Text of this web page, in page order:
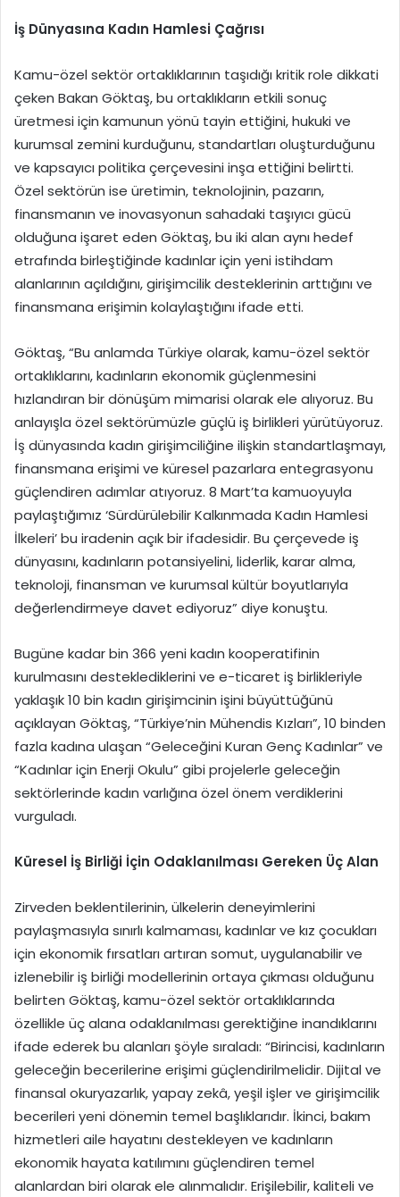
İş Dünyasına Kadın Hamlesi Çağrısı
Kamu-özel sektör ortaklıklarının taşıdığı kritik role dikkati
çeken Bakan Göktaş, bu ortaklıkların etkili sonuç
üretmesi için kamunun yönü tayin ettiğini, hukuki ve
kurumsal zemini kurduğunu, standartları oluşturduğunu
ve kapsayıcı politika çerçevesini inşa ettiğini belirtti.
Özel sektörün ise üretimin, teknolojinin, pazarın,
finansmanın ve inovasyonun sahadaki taşıyıcı gücü
olduğuna işaret eden Göktaş, bu iki alan aynı hedef
etrafında birleştiğinde kadınlar için yeni istihdam
alanlarının açıldığını, girişimcilik desteklerinin arttığını ve
finansmana erişimin kolaylaştığını ifade etti.
Göktaş, “Bu anlamda Türkiye olarak, kamu-özel sektör
ortaklıklarını, kadınların ekonomik güçlenmesini
hızlandıran bir dönüşüm mimarisi olarak ele alıyoruz. Bu
anlayışla özel sektörümüzle güçlü iş birlikleri yürütüyoruz.
İş dünyasında kadın girişimciliğine ilişkin standartlaşmayı,
finansmana erişimi ve küresel pazarlara entegrasyonu
güçlendiren adımlar atıyoruz. 8 Mart’ta kamuoyuyla
paylaştığımız ‘Sürdürülebilir Kalkınmada Kadın Hamlesi
İlkeleri’ bu iradenin açık bir ifadesidir. Bu çerçevede iş
dünyasını, kadınların potansiyelini, liderlik, karar alma,
teknoloji, finansman ve kurumsal kültür boyutlarıyla
değerlendirmeye davet ediyoruz” diye konuştu.
Bugüne kadar bin 366 yeni kadın kooperatifinin
kurulmasını desteklediklerini ve e-ticaret iş birlikleriyle
yaklaşık 10 bin kadın girişimcinin işini büyüttüğünü
açıklayan Göktaş, “Türkiye’nin Mühendis Kızları”, 10 binden
fazla kadına ulaşan “Geleceğini Kuran Genç Kadınlar” ve
“Kadınlar için Enerji Okulu” gibi projelerle geleceğin
sektörlerinde kadın varlığına özel önem verdiklerini
vurguladı.
Küresel İş Birliği İçin Odaklanılması Gereken Üç Alan
Zirveden beklentilerinin, ülkelerin deneyimlerini
paylaşmasıyla sınırlı kalmaması, kadınlar ve kız çocukları
için ekonomik fırsatları artıran somut, uygulanabilir ve
izlenebilir iş birliği modellerinin ortaya çıkması olduğunu
belirten Göktaş, kamu-özel sektör ortaklıklarında
özellikle üç alana odaklanılması gerektiğine inandıklarını
ifade ederek bu alanları şöyle sıraladı: “Birincisi, kadınların
geleceğin becerilerine erişimi güçlendirilmelidir. Dijital ve
finansal okuryazarlık, yapay zekâ, yeşil işler ve girişimcilik
becerileri yeni dönemin temel başlıklarıdır. İkinci, bakım
hizmetleri aile hayatını destekleyen ve kadınların
ekonomik hayata katılımını güçlendiren temel
alanlardan biri olarak ele alınmalıdır. Erişilebilir, kaliteli ve